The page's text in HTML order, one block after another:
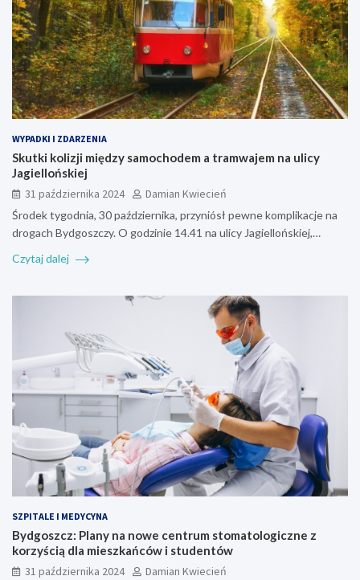
WYPADKI I ZDARZENIA
Skutki kolizji między samochodem a tramwajem na ulicy
Jagiellońskiej
31 października 2024
Damian Kwiecień
Środek tygodnia, 30 października, przyniósł pewne komplikacje na
drogach Bydgoszczy. O godzinie 14.41 na ulicy Jagiellońskiej,…
Czytaj dalej
SZPITALE I MEDYCYNA
Bydgoszcz: Plany na nowe centrum stomatologiczne z
korzyścią dla mieszkańców i studentów
31 października 2024
Damian Kwiecień